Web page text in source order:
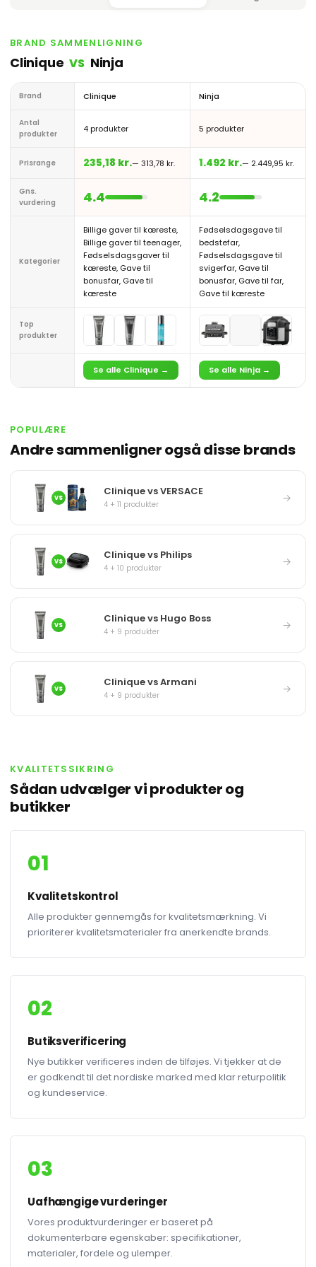
BRAND SAMMENLIGNING
Clinique VS Ninja
Brand Clinique Ninja
Antal
produkter
4 produkter 5 produkter
Prisrange 235,18 kr.— 313,78 kr. 1.492 kr.— 2.449,95 kr.
Gns.
vurdering
4.4 4.2
Kategorier
Billige gaver til kæreste,
Billige gaver til teenager,
Fødselsdagsgaver til
kæreste, Gave til
bonusfar, Gave til
kæreste
Fødselsdagsgave til
bedstefar,
Fødselsdagsgave til
svigerfar, Gave til
bonusfar, Gave til far,
Gave til kæreste
Top
produkter
Se alle Clinique → Se alle Ninja →
POPULÆRE
Andre sammenligner også disse brands
VS Clinique vs VERSACE
4 + 11 produkter →
VS Clinique vs Philips
4 + 10 produkter →
VS Clinique vs Hugo Boss
4 + 9 produkter →
VS Clinique vs Armani
4 + 9 produkter →
KVALITETSSIKRING
Sådan udvælger vi produkter og
butikker
01
Kvalitetskontrol
Alle produkter gennemgås for kvalitetsmærkning. Vi
prioriterer kvalitetsmaterialer fra anerkendte brands.
02
Butiksverificering
Nye butikker verificeres inden de tilføjes. Vi tjekker at de
er godkendt til det nordiske marked med klar returpolitik
og kundeservice.
03
Uafhængige vurderinger
Vores produktvurderinger er baseret på
dokumenterbare egenskaber: specifikationer,
materialer, fordele og ulemper.